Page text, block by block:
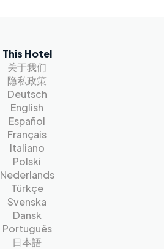
This Hotel
关于我们
隐私政策
Deutsch
English
Español
Français
Italiano
Polski
Nederlands
Türkçe
Svenska
Dansk
Português
日本語